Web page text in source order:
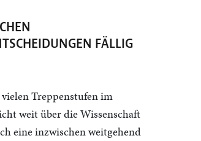
FÄLLIG
vielen Treppenstufen im
weit über die Wissenschaft
eine inzwischen weitgehend